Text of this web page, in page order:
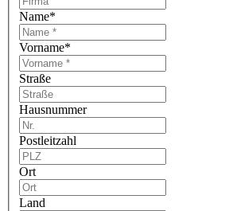
Name*
Vorname*
Straße
Hausnummer
Postleitzahl
Ort
Land